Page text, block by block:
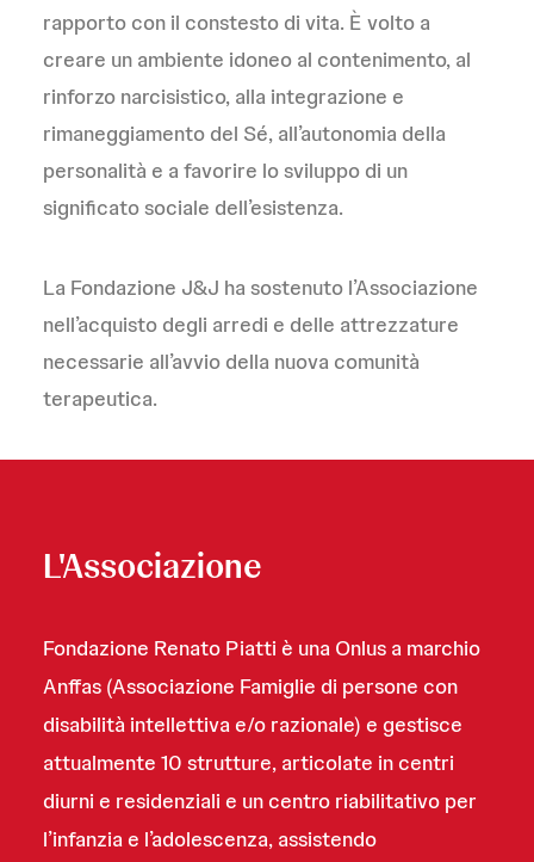
rapporto con il constesto di vita. È volto a
creare un ambiente idoneo al contenimento, al
rinforzo narcisistico, alla integrazione e
rimaneggiamento del Sé, all’autonomia della
personalità e a favorire lo sviluppo di un
significato sociale dell’esistenza.
La Fondazione J&J ha sostenuto l’Associazione
nell’acquisto degli arredi e delle attrezzature
necessarie all’avvio della nuova comunità
terapeutica.
L'Associazione
Fondazione Renato Piatti è una Onlus a marchio
Anffas (Associazione Famiglie di persone con
disabilità intellettiva e/o razionale) e gestisce
attualmente 10 strutture, articolate in centri
diurni e residenziali e un centro riabilitativo per
l’infanzia e l’adolescenza, assistendo